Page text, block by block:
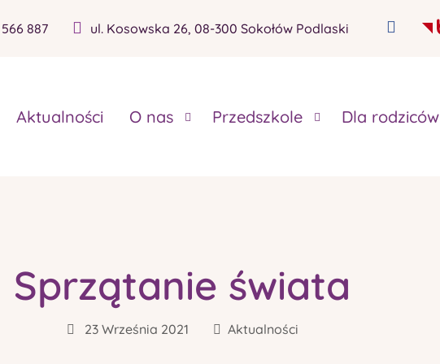
887 ul. Kosowska 26, 08-300 Sokołów Podlaski
Aktualności O nas Przedszkole Dla rodziców
Sprzątanie świata
23 Września 2021 Aktualności